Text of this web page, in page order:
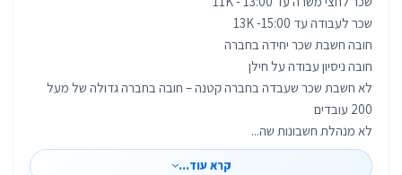
לא חשבת שכר שעבדה בחברה קטנה – חובה בחברה גדולה של מעל
לא מנהלת חשבונות שה...
קרא עוד...